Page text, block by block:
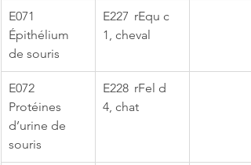
​E071
Épithélium
de souris
E227	rEqu c
1, cheval
​E072
Protéines
d’urine de
souris
E228	rFel d
4, chat